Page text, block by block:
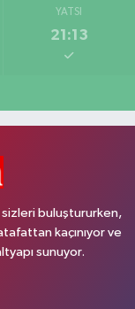
YATSI
21:13
sizleri buluştururken,
kaçınıyor ve
sunuyor.